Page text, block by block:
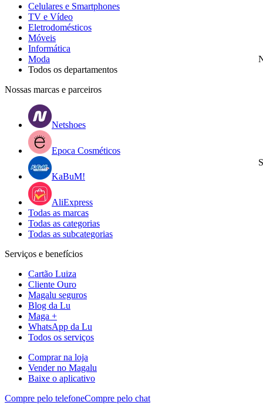
Celulares e Smartphones
TV e Vídeo
Eletrodomésticos
Móveis
Informática
Moda
Todos os departamentos
Nossas marcas e parceiros
Netshoes
Epoca Cosméticos
KaBuM!
AliExpress
Todas as marcas
Todas as categorias
Todas as subcategorias
Serviços e benefícios
Cartão Luiza
Cliente Ouro
Magalu seguros
Blog da Lu
Maga +
WhatsApp da Lu
Todos os serviços
Comprar na loja
Vender no Magalu
Baixe o aplicativo
Compre pelo telefoneCompre pelo chat